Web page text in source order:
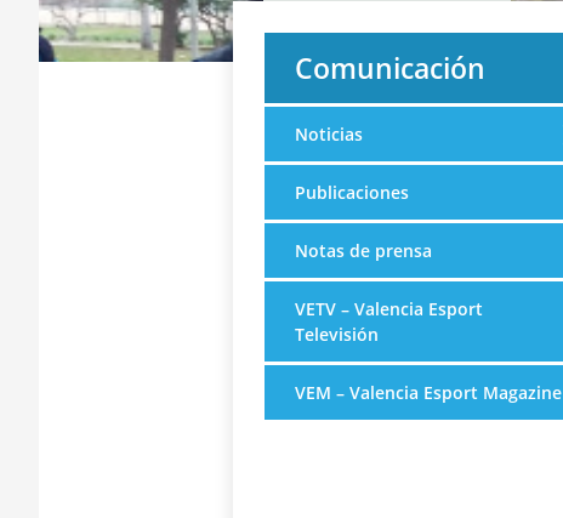
Comunicación
Noticias
Publicaciones
Notas de prensa
VETV – Valencia Esport
Televisión
VEM – Valencia Esport Magazine